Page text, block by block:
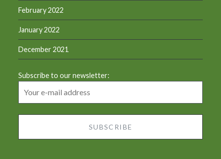
February 2022
January 2022
December 2021
Subscribe to our newsletter: